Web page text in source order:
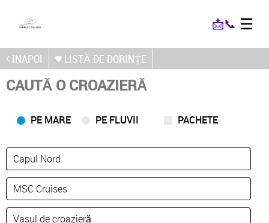
📩📞 ☰
INAPOI LISTĂ DE DORINȚE
CAUTĂ O CROAZIERĂ
PE MARE PE FLUVII PACHETE